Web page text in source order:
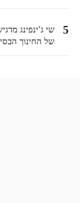
5
שי ג'ינפינג
של החינוך